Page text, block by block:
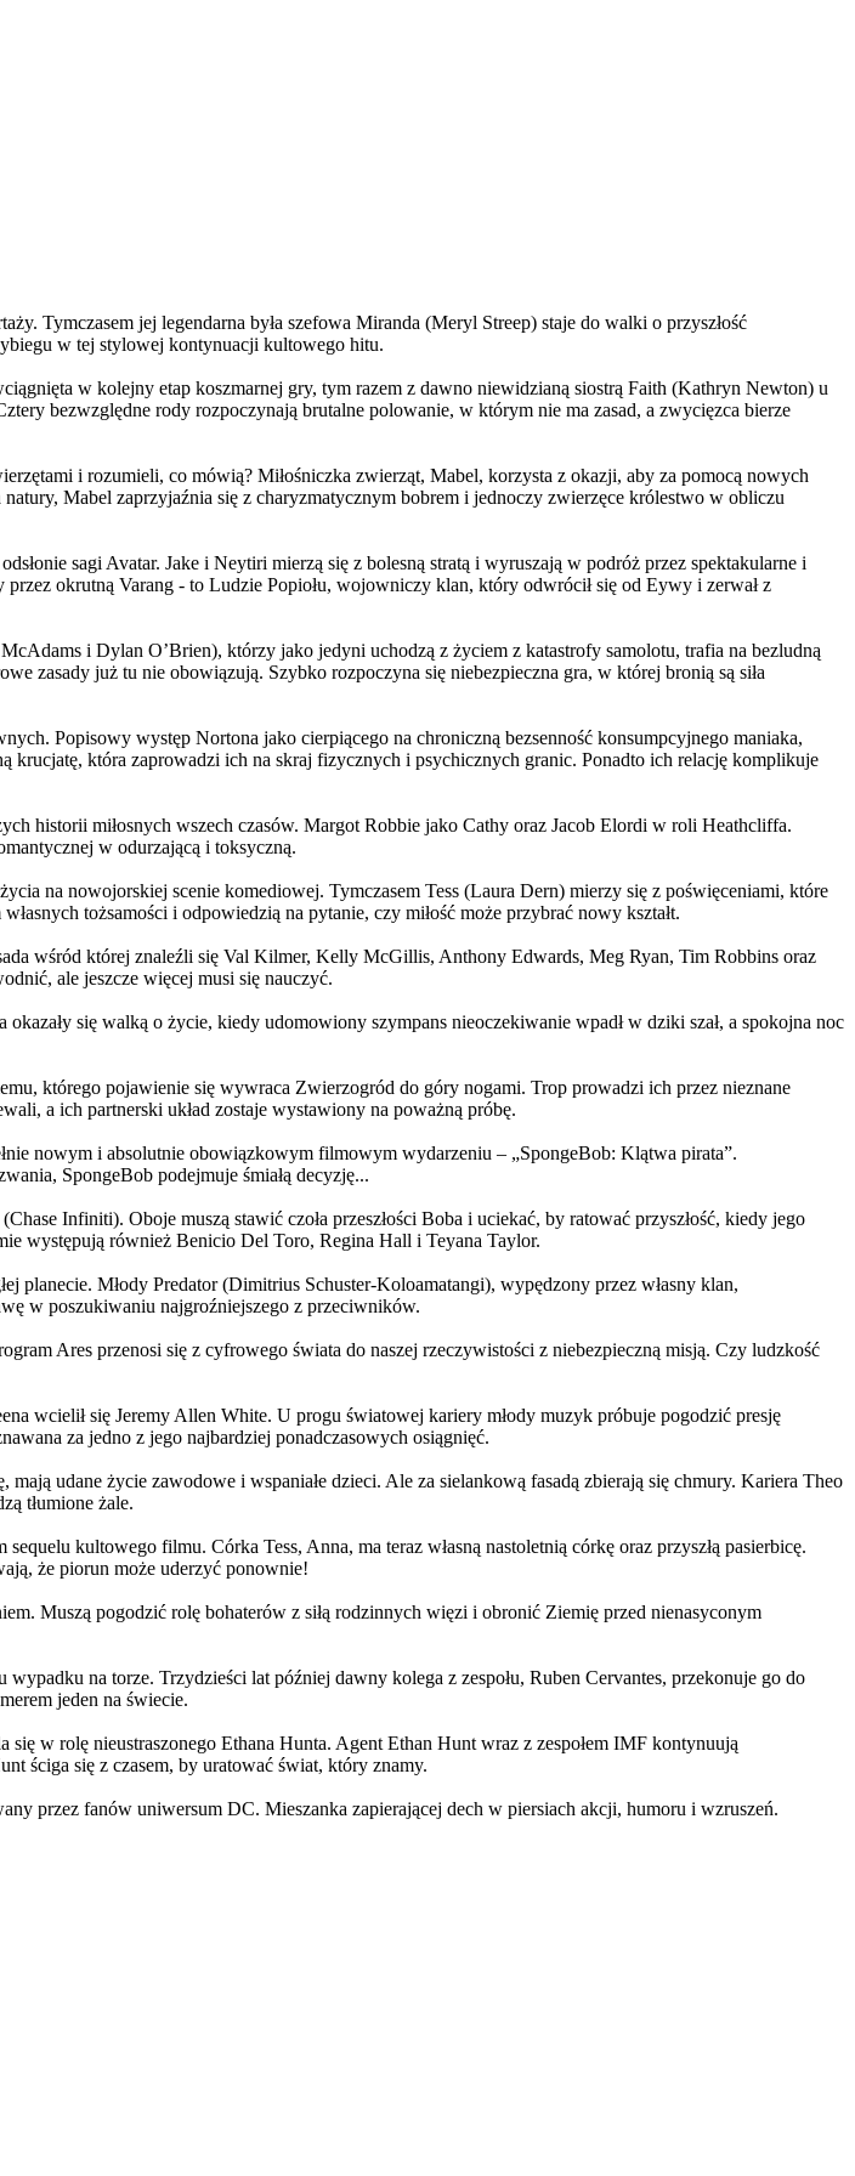
Tymczasem jej legendarna była szefowa Miranda (Meryl Streep) staje do walki o przyszłość
w tej stylowej kontynuacji kultowego hitu.
w kolejny etap koszmarnej gry, tym razem z dawno niewidzianą siostrą Faith (Kathryn Newton) u
bezwzględne rody rozpoczynają brutalne polowanie, w którym nie ma zasad, a zwycięzca bierze
i rozumieli, co mówią? Miłośniczka zwierząt, Mabel, korzysta z okazji, aby za pomocą nowych
Mabel zaprzyjaźnia się z charyzmatycznym bobrem i jednoczy zwierzęce królestwo w obliczu
sagi Avatar. Jake i Neytiri mierzą się z bolesną stratą i wyruszają w podróż przez spektakularne i
okrutną Varang - to Ludzie Popiołu, wojowniczy klan, który odwrócił się od Eywy i zerwał z
i Dylan O’Brien), którzy jako jedyni uchodzą z życiem z katastrofy samolotu, trafia na bezludną
zasady już tu nie obowiązują. Szybko rozpoczyna się niebezpieczna gra, w której bronią są siła
Popisowy występ Nortona jako cierpiącego na chroniczną bezsenność konsumpcyjnego maniaka,
krucjatę, która zaprowadzi ich na skraj fizycznych i psychicznych granic. Ponadto ich relację komplikuje
historii miłosnych wszech czasów. Margot Robbie jako Cathy oraz Jacob Elordi w roli Heathcliffa.
w odurzającą i toksyczną.
na nowojorskiej scenie komediowej. Tymczasem Tess (Laura Dern) mierzy się z poświęceniami, które
tożsamości i odpowiedzią na pytanie, czy miłość może przybrać nowy kształt.
wśród której znaleźli się Val Kilmer, Kelly McGillis, Anthony Edwards, Meg Ryan, Tim Robbins oraz
ale jeszcze więcej musi się nauczyć.
się walką o życie, kiedy udomowiony szympans nieoczekiwanie wpadł w dziki szał, a spokojna noc
którego pojawienie się wywraca Zwierzogród do góry nogami. Trop prowadzi ich przez nieznane
a ich partnerski układ zostaje wystawiony na poważną próbę.
nowym i absolutnie obowiązkowym filmowym wydarzeniu – „SpongeBob: Klątwa pirata”.
SpongeBob podejmuje śmiałą decyzję...
Infiniti). Oboje muszą stawić czoła przeszłości Boba i uciekać, by ratować przyszłość, kiedy jego
występują również Benicio Del Toro, Regina Hall i Teyana Taylor.
planecie. Młody Predator (Dimitrius Schuster-Koloamatangi), wypędzony przez własny klan,
w poszukiwaniu najgroźniejszego z przeciwników.
Ares przenosi się z cyfrowego świata do naszej rzeczywistości z niebezpieczną misją. Czy ludzkość
wcielił się Jeremy Allen White. U progu światowej kariery młody muzyk próbuje pogodzić presję
za jedno z jego najbardziej ponadczasowych osiągnięć.
udane życie zawodowe i wspaniałe dzieci. Ale za sielankową fasadą zbierają się chmury. Kariera Theo
tłumione żale.
kultowego filmu. Córka Tess, Anna, ma teraz własną nastoletnią córkę oraz przyszłą pasierbicę.
że piorun może uderzyć ponownie!
Muszą pogodzić rolę bohaterów z siłą rodzinnych więzi i obronić Ziemię przed nienasyconym
na torze. Trzydzieści lat później dawny kolega z zespołu, Ruben Cervantes, przekonuje go do
jeden na świecie.
w rolę nieustraszonego Ethana Hunta. Agent Ethan Hunt wraz z zespołem IMF kontynuują
ściga się z czasem, by uratować świat, który znamy.
przez fanów uniwersum DC. Mieszanka zapierającej dech w piersiach akcji, humoru i wzruszeń.